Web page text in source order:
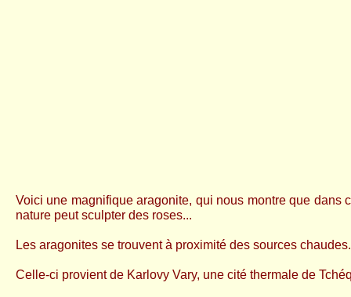
Voici une magnifique aragonite, qui nous montre que dans
nature peut sculpter des roses...
Les aragonites se trouvent à proximité des sources
Celle-ci provient de Karlovy Vary, une cité thermale de